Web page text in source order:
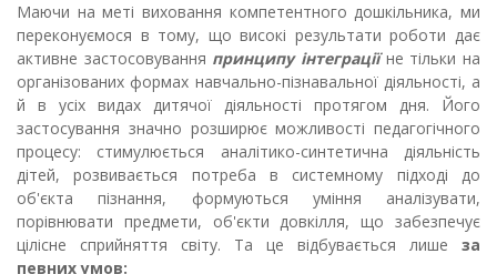
Маючи на меті виховання компетентного дошкільника, ми
переконуємося в тому, що високі результати роботи дає
активне застосовування принципу інтеграціїне тільки на
організованих формах навчально-пізнавальної діяльності, а
й в усіх видах дитячої діяльності протягом дня. Його
застосування значно розширює можливості педагогічного
процесу: стимулюється аналітико-синтетична діяльність
дітей, розвивається потреба в системному підході до
об'єкта пізнання, формуються уміння аналізувати,
порівнювати предмети, об'єкти довкілля, що забезпечує
цілісне сприйняття світу. Та це відбувається лише за
певних умов: